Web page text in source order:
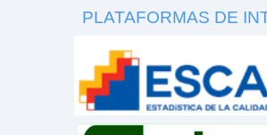
PLATAFORMAS DE